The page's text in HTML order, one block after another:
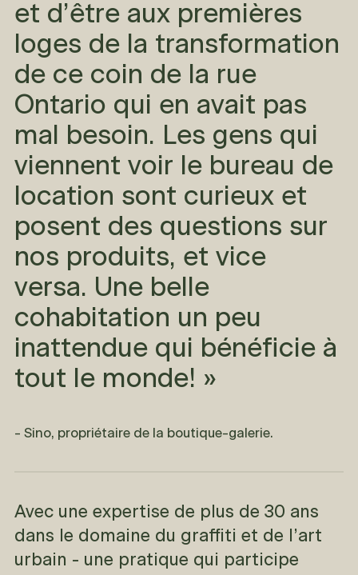
et d’être aux premières
loges de la transformation
de ce coin de la rue
Ontario qui en avait pas
mal besoin. Les gens qui
viennent voir le bureau de
location sont curieux et
posent des questions sur
nos produits, et vice
versa. Une belle
cohabitation un peu
inattendue qui bénéficie à
tout le monde! »
- Sino, propriétaire de la boutique-galerie.
Avec une expertise de plus de 30 ans
dans le domaine du graffiti et de l’art
urbain - une pratique qui participe